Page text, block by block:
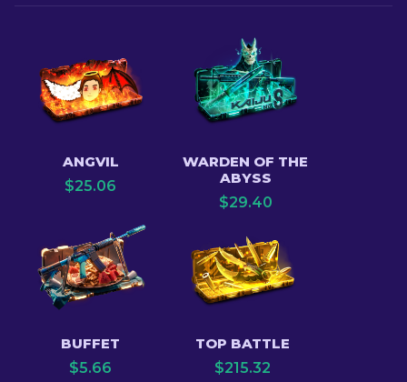
ANGVIL
$25.06
WARDEN OF THE
ABYSS
$29.40
BUFFET
$5.66
TOP BATTLE
$215.32